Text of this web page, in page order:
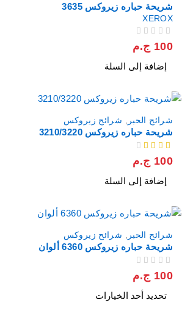
شريحة حباره زيروكس 3635
XEROX
100 ج.م
إضافة إلى السلة
شرائح الحبر شرائح زيروكس
شريحة حباره زيروكس 3210/3220
100 ج.م
إضافة إلى السلة
شرائح الحبر شرائح زيروكس
شريحة حباره زيروكس 6360 ألوان
100 ج.م
تحديد أحد الخيارات